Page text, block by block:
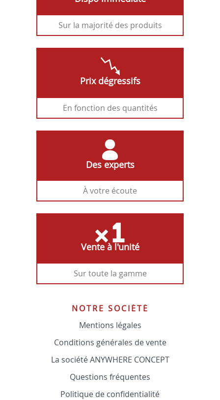
Sur la majorité des produits
Prix dégressifs
En fonction des quantités
Des experts
À votre écoute
Vente à l'unité
Sur toute la gamme
NOTRE SOCIÉTÉ
Mentions légales
Conditions générales de vente
La société ANYWHERE CONCEPT
Questions fréquentes
Politique de confidentialité